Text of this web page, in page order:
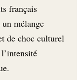
français
mélange
de choc culturel